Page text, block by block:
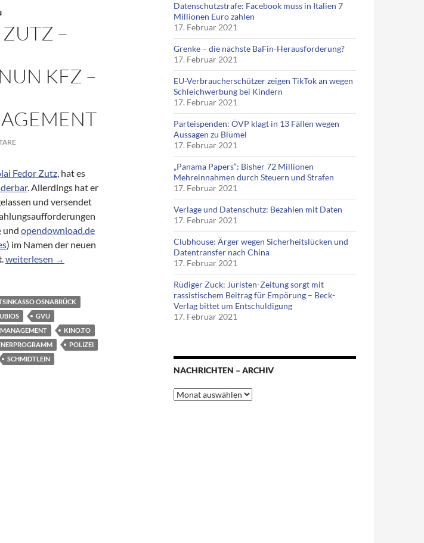
–
KFZ –
Fedor Zutz, hat es
. Allerdings hat er
und versendet
und opendownload.de
) im Namen der neuen
.RA Nikolai Fedor Zutz – nach Aninos Anwaltsinkasso nun KFZ – Kanzlei für Forderungsmanagement
weiterlesen →
OSNABRÜCK
GVU
KINO.TO
POLIZEI
SCHMIDTLEIN
Datenschutzstrafe: Facebook muss in Italien 7
Millionen Euro zahlen
17. Februar 2021
Grenke – die nächste BaFin-Herausforderung?
17. Februar 2021
EU-Verbraucherschützer zeigen TikTok an wegen
Schleichwerbung bei Kindern
17. Februar 2021
Parteispenden: ÖVP klagt in 13 Fällen wegen
Aussagen zu Blümel
17. Februar 2021
„Panama Papers“: Bisher 72 Millionen
Mehreinnahmen durch Steuern und Strafen
17. Februar 2021
Verlage und Datenschutz: Bezahlen mit Daten
17. Februar 2021
Clubhouse: Ärger wegen Sicherheitslücken und
Datentransfer nach China
17. Februar 2021
Rüdiger Zuck: Juristen-Zeitung sorgt mit
rassistischem Beitrag für Empörung – Beck-
Verlag bittet um Entschuldigung
17. Februar 2021
NACHRICHTEN – ARCHIV
Nachrichten
–